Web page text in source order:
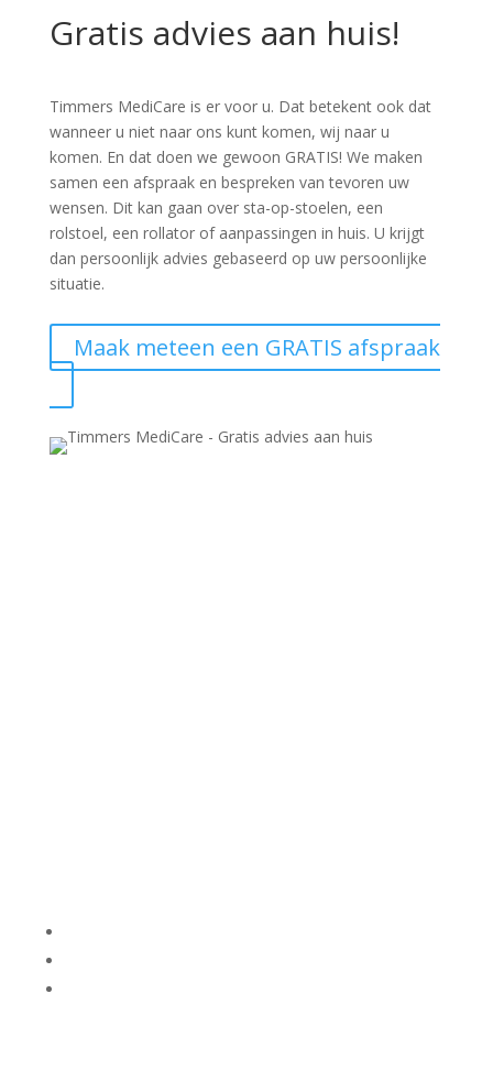
Gratis advies aan huis!
Timmers MediCare is er voor u. Dat betekent ook dat
wanneer u niet naar ons kunt komen, wij naar u
komen. En dat doen we gewoon GRATIS! We maken
samen een afspraak en bespreken van tevoren uw
wensen. Dit kan gaan over sta-op-stoelen, een
rolstoel, een rollator of aanpassingen in huis. U krijgt
dan persoonlijk advies gebaseerd op uw persoonlijke
situatie.
Maak meteen een GRATIS afspraak